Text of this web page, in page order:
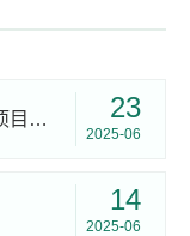
学校公布第二批基层党建工作品牌项目结项验收和第三批立项建设结果 23
2025-06
14
2025-06